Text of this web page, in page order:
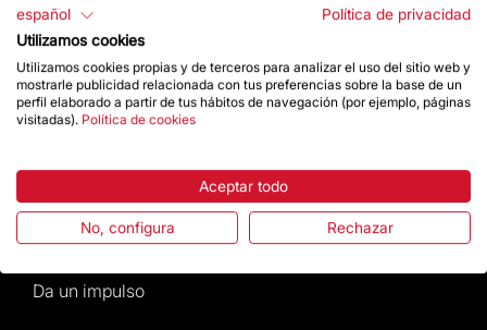
Preguntas frecuentes
Atención al Visitante
Normativa y condiciones de compra
Noticias y Actualidad
Agenda
Da un impulso
español
Política de privacidad
Utilizamos cookies
Utilizamos cookies propias y de terceros para analizar el uso del sitio web y
mostrarle publicidad relacionada con tus preferencias sobre la base de un
perfil elaborado a partir de tus hábitos de navegación (por ejemplo, páginas
visitadas). Política de cookies
Aceptar todo
No, configura Rechazar